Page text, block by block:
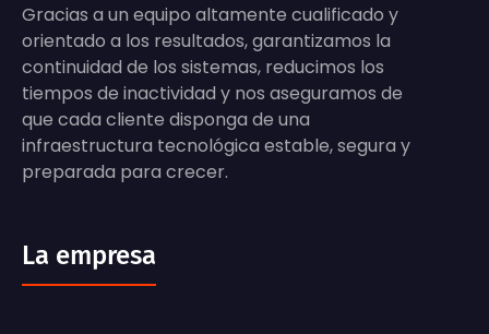
Gracias a un equipo altamente cualificado y
orientado a los resultados, garantizamos la
continuidad de los sistemas, reducimos los
tiempos de inactividad y nos aseguramos de
que cada cliente disponga de una
infraestructura tecnológica estable, segura y
preparada para crecer.
La empresa